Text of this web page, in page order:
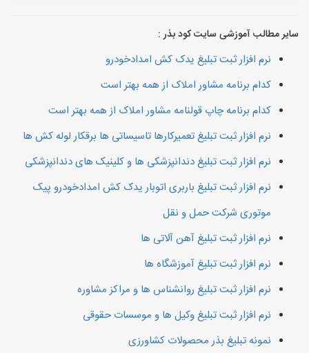
سایر مطالب آموزشی سایت کود بذر :
نرم افزار ثبت تبلیغ یدک کش امدادخودرو
کدام برنامه مشاور املاک از همه بهتر است
کدام برنامه چاپ قولنامه مشاور املاک از همه بهتر است
نرم افزار ثبت تبلیغ تعمیرکارها تاسیساتی ها برقکار لوله کش ها
نرم افزار ثبت تبلیغ دندانپزشکی ها و کلینیک های دندانپزشکی
نرم افزار ثبت تبلیغ باربری اتوبار یدک کش امدادخودرو پیک
موتوری شرکت حمل و نقل
نرم افزار ثبت تبلیغ آهن آلاتی ها
نرم افزار ثبت تبلیغ آموزشگاه ها
نرم افزار ثبت تبلیغ روانشناس ها و مراکز مشاوره
نرم افزار ثبت تبلیغ وکیل ها و موسسات حقوقی
نمونه تبلیغ بذر محصولات کشاورزی